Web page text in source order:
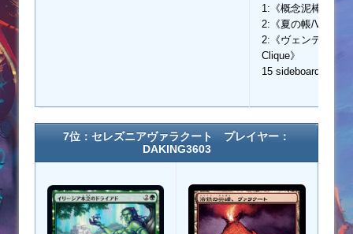
1:《概念泥棒/
2:《夏の帳/Veil of
2:《ヴェンディリ
Clique》
15 sideboard cards
7位：セレズニアヴァラクート プレイヤー：
DAKING3603